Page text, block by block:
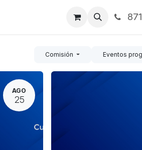
Noticias Contáctenos
Comisión Eventos
AGO
25